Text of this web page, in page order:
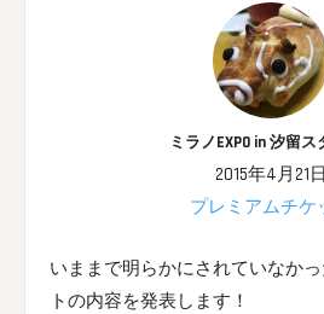
ミラノEXPO in 汐留
2015年4月21日
プレミアムチケ
いままで明らかにされていなか
トの内容を発表します！